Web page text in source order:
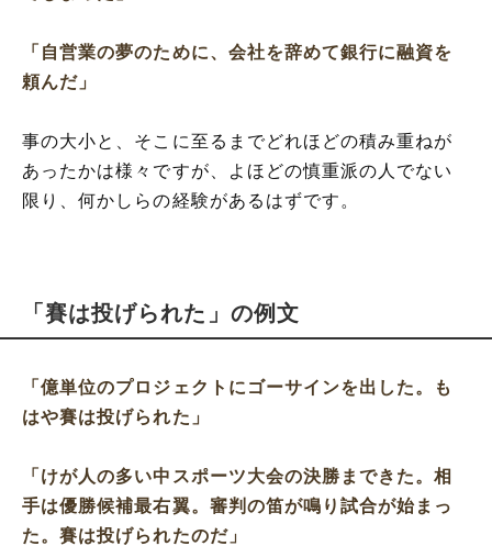
「自営業の夢のために、会社を辞めて銀行に融資を
頼んだ」
事の大小と、そこに至るまでどれほどの積み重ねが
あったかは様々ですが、よほどの慎重派の人でない
限り、何かしらの経験があるはずです。
「賽は投げられた」の例文
「億単位のプロジェクトにゴーサインを出した。も
はや賽は投げられた」
「けが人の多い中スポーツ大会の決勝まできた。相
手は優勝候補最右翼。審判の笛が鳴り試合が始まっ
た。賽は投げられたのだ」